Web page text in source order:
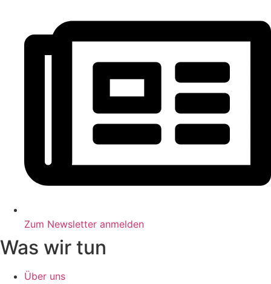
Zum Newsletter anmelden
Was wir tun
Über uns